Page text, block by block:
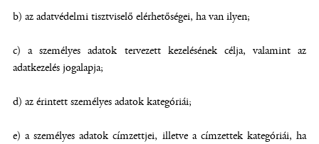
b) az adatvédelmi tisztviselő elérhetőségei, ha van ilyen;
c) a személyes adatok tervezett kezelésének célja, valamint az
adatkezelés jogalapja;
d) az érintett személyes adatok kategóriái;
e) a személyes adatok címzettjei, illetve a címzettek kategóriái, ha